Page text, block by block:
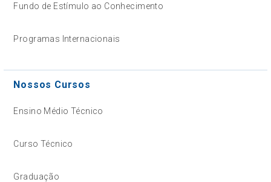
Fundo de Estímulo ao Conhecimento
Programas Internacionais
Nossos Cursos
Ensino Médio Técnico
Curso Técnico
Graduação